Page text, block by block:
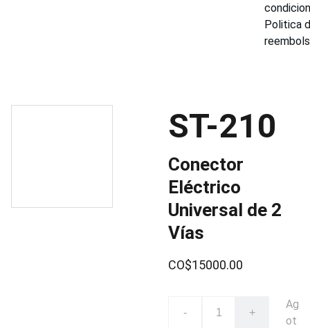
Politica
ST-210
Conector
Eléctrico
Universal de 2
Vías
CO$15000.00
- +
Ag
ot